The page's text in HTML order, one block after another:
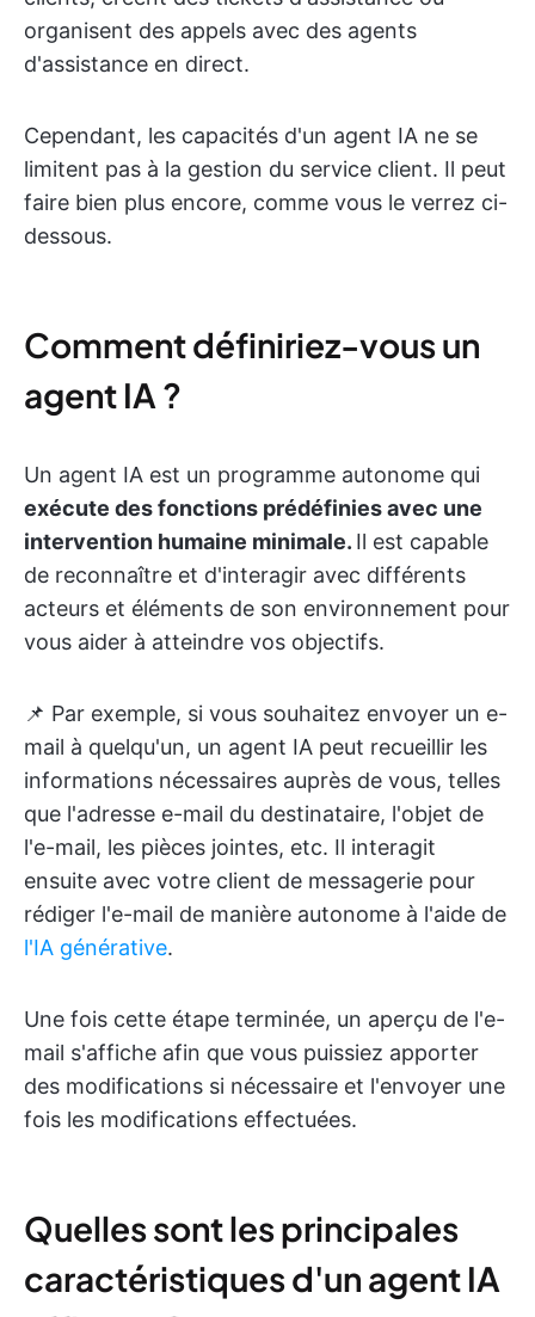
organisent des appels avec des agents
d'assistance en direct.
Cependant, les capacités d'un agent IA ne se
limitent pas à la gestion du service client. Il peut
faire bien plus encore, comme vous le verrez ci-
dessous.
Comment définiriez-vous un
agent IA ?
Un agent IA est un programme autonome qui
exécute des fonctions prédéfinies avec une
intervention humaine minimale. Il est capable
de reconnaître et d'interagir avec différents
acteurs et éléments de son environnement pour
vous aider à atteindre vos objectifs.
📌 Par exemple, si vous souhaitez envoyer un e-
mail à quelqu'un, un agent IA peut recueillir les
informations nécessaires auprès de vous, telles
que l'adresse e-mail du destinataire, l'objet de
l'e-mail, les pièces jointes, etc. Il interagit
ensuite avec votre client de messagerie pour
rédiger l'e-mail de manière autonome à l'aide de
l'IA générative.
Une fois cette étape terminée, un aperçu de l'e-
mail s'affiche afin que vous puissiez apporter
des modifications si nécessaire et l'envoyer une
fois les modifications effectuées.
Quelles sont les principales
caractéristiques d'un agent IA